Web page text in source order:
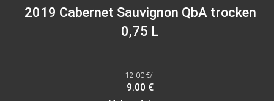
2019 Cabernet Sauvignon QbA trocken
0,75 L
12.00 €/l
9.00 €